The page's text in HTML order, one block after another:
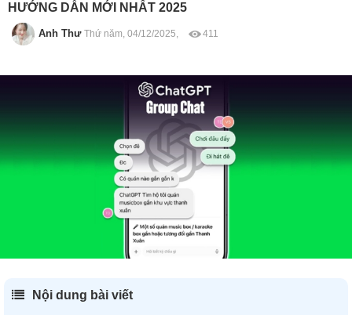
HƯỚNG DẪN MỚI NHẤT 2025
Anh Thư Thứ năm, 04/12/2025, 411
Nội dung bài viết